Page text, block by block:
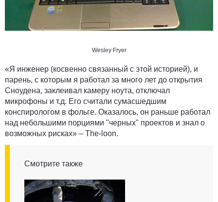
Wesley Fryer
«Я инженер (косвенно связанный с этой историей), и
парень, с которым я работал за много лет до открытия
Сноудена, заклеивал камеру ноута, отключал
микрофоны и т.д. Его считали сумасшедшим
конспирологом в фольге. Оказалось, он раньше работал
над небольшими порциями "черных" проектов и знал о
возможных рисках» – The-loon.
Смотрите также